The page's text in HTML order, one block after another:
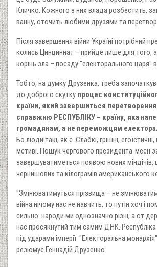
Кличко. Кожного з них влада розбестить,
ванну, оточить любими друзями та
Після завершення війни Україні потрібний
колись Цинциннат – прийде лише для того,
корінь зла – посаду "електорального царя" в
Тобто, на думку Друзенка, треба
до доброго скутку процес
країни, який завершиться
справжню РЕСПУБЛІКУ – країну, яка
громадянам, а не переможцям
Бо люди такі, як є. Слабкі, грішні,
мстиві. Пошук чергового президента-месії
завершуватиметься появою нових міндічів,
чернишових та кілограмів американського
"Змінюватимуться прізвища – не
війна нічому нас не навчить, то путін хоч і
сильно: народи ми однозначно різні, а от
нас просякнутий тим самим ДНК.
під ударами імперії. "Електоральна
резюмує Геннадій Друзенко.